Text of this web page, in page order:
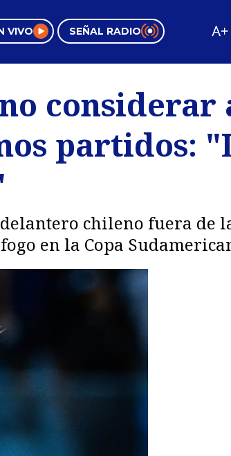
VIVO SEÑAL RADIO
Tendencias
Videos
considerar
partidos:
chileno fuera de
en la Copa